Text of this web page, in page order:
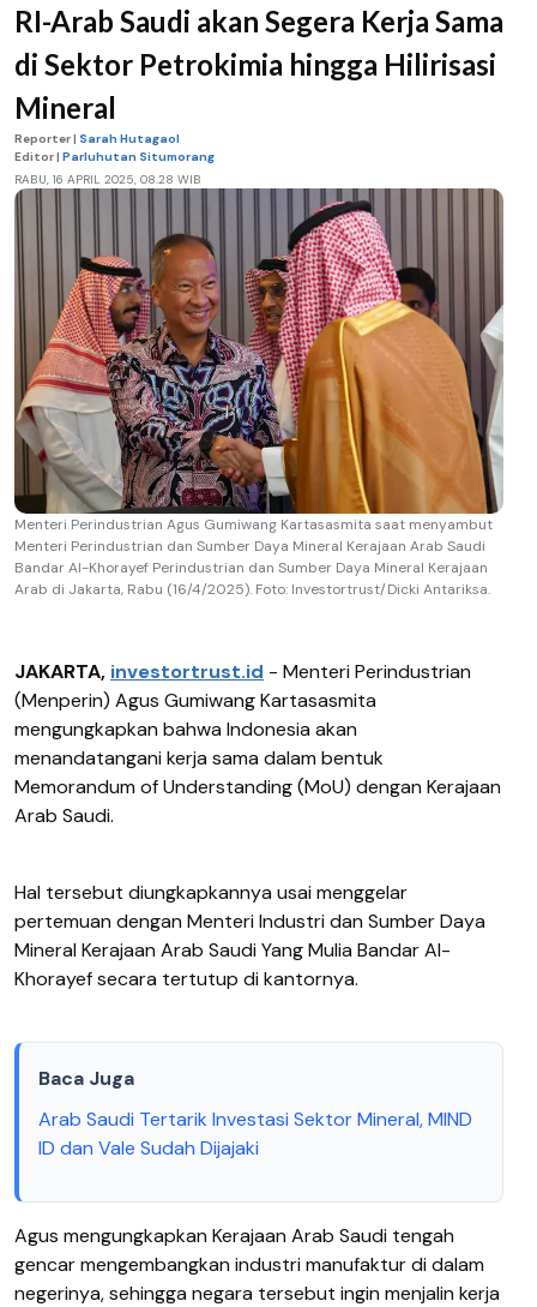
RI-Arab Saudi akan Segera Kerja Sama
di Sektor Petrokimia hingga Hilirisasi
Mineral
Reporter | Sarah Hutagaol
Editor | Parluhutan Situmorang
RABU, 16 APRIL 2025, 08.28 WIB
Menteri Perindustrian Agus Gumiwang Kartasasmita saat menyambut
Menteri Perindustrian dan Sumber Daya Mineral Kerajaan Arab Saudi
Bandar Al-Khorayef Perindustrian dan Sumber Daya Mineral Kerajaan
Arab di Jakarta, Rabu (16/4/2025). Foto: Investortrust/Dicki Antariksa.
JAKARTA, investortrust.id - Menteri Perindustrian
(Menperin) Agus Gumiwang Kartasasmita
mengungkapkan bahwa Indonesia akan
menandatangani kerja sama dalam bentuk
Memorandum of Understanding (MoU) dengan Kerajaan
Arab Saudi.
Hal tersebut diungkapkannya usai menggelar
pertemuan dengan Menteri Industri dan Sumber Daya
Mineral Kerajaan Arab Saudi Yang Mulia Bandar Al-
Khorayef secara tertutup di kantornya.
Baca Juga
Arab Saudi Tertarik Investasi Sektor Mineral, MIND
ID dan Vale Sudah Dijajaki
Agus mengungkapkan Kerajaan Arab Saudi tengah
gencar mengembangkan industri manufaktur di dalam
negerinya, sehingga negara tersebut ingin menjalin kerja